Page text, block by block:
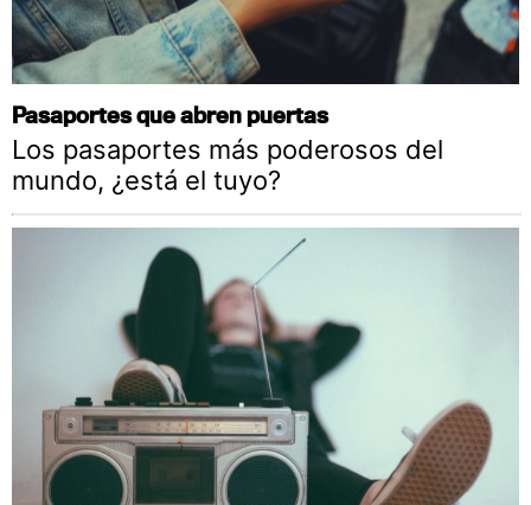
Pasaportes que abren puertas
Los pasaportes más poderosos del
mundo, ¿está el tuyo?